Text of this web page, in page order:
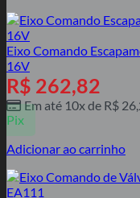
Eixo Comando
16V
R$ 262,82
Em até 10x de R$
Pix
Adicionar ao carrinho